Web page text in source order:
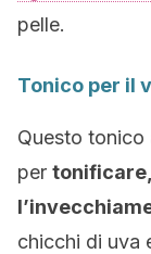
pelle.
Tonico per il
Questo tonico
per
chicchi di uva